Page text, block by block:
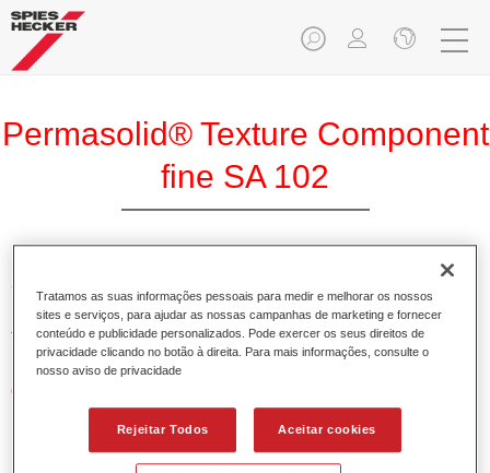
Permasolid® Texture Component
fine SA 102
Com a ajuda de Permasolid Base Texturante SA 102 fina, o
Permasolid Esmalte HS 275 pode ser transformado numa
tinta texturada para peças de veículos.
Características do produto
O resultado é uma textura fina.
Tratamos as suas informações pessoais para medir e melhorar os nossos
sites e serviços, para ajudar as nossas campanhas de marketing e fornecer
conteúdo e publicidade personalizados. Pode exercer os seus direitos de
privacidade clicando no botão à direita. Para mais informações, consulte o
nosso aviso de privacidade
Rejeitar Todos Aceitar cookies